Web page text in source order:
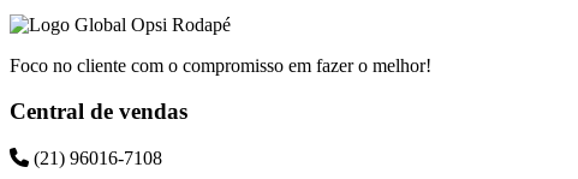
Foco no cliente com o compromisso em fazer o melhor!
Central de vendas
(21) 96016-7108